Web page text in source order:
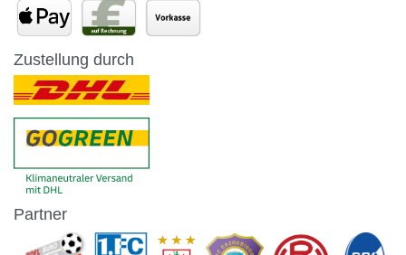
Zustellung durch
Partner